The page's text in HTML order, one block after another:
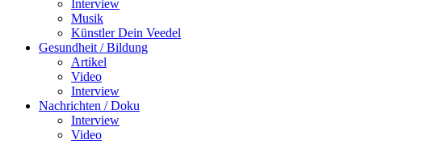
Interview
Musik
Künstler Dein Veedel
Gesundheit / Bildung
Artikel
Video
Interview
Nachrichten / Doku
Interview
Video